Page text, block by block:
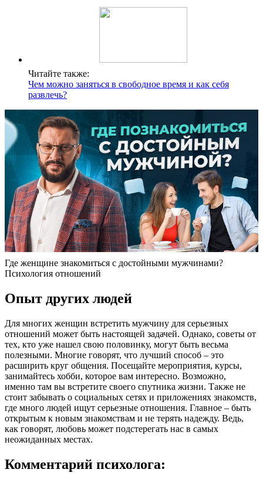
Читайте также:
Чем можно заняться в свободное время и как себя
развлечь?
Где женщине знакомиться с достойными мужчинами?
Психология отношений
Опыт других людей
Для многих женщин встретить мужчину для серьезных
отношений может быть настоящей задачей. Однако, советы от
тех, кто уже нашел свою половинку, могут быть весьма
полезными. Многие говорят, что лучший способ – это
расширить круг общения. Посещайте мероприятия, курсы,
занимайтесь хобби, которое вам интересно. Возможно,
именно там вы встретите своего спутника жизни. Также не
стоит забывать о социальных сетях и приложениях знакомств,
где много людей ищут серьезные отношения. Главное – быть
открытым к новым знакомствам и не терять надежду. Ведь,
как говорят, любовь может подстерегать нас в самых
неожиданных местах.
Комментарий психолога: